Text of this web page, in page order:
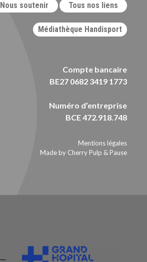
Nous soutenir Tous nos liens
Médiathèque Handisport
Compte bancaire
BE27 0682 3419 1773
Numéro d’entreprise
BCE 472.918.748
Mentions légales
Made by Cherry Pulp & Pause